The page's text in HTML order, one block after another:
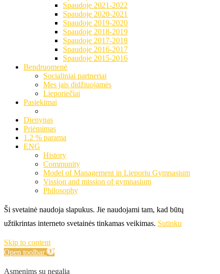
Spaudoje 2021-2022
Spaudoje 2020-2021
Spaudoje 2019-2020
Spaudoje 2018-2019
Spaudoje 2017-2018
Spaudoje 2016-2017
Spaudoje 2015-2016
Bendruomenė
Socialiniai partneriai
Mes jais didžiuojamės
Lieporiečiai
Pasiekimai
Dienynas
Priėmimas
1.2 % parama
ENG
History
Community
Model of Management in Lieporiu Gymnasium
Vission and mission of gymnasium
Philosophy
Ši svetainė naudoja slapukus. Jie naudojami tam, kad būtų
užtikrintas interneto svetainės tinkamas veikimas. Sutinku
Skip to content
Open toolbar
Asmenims su negalia